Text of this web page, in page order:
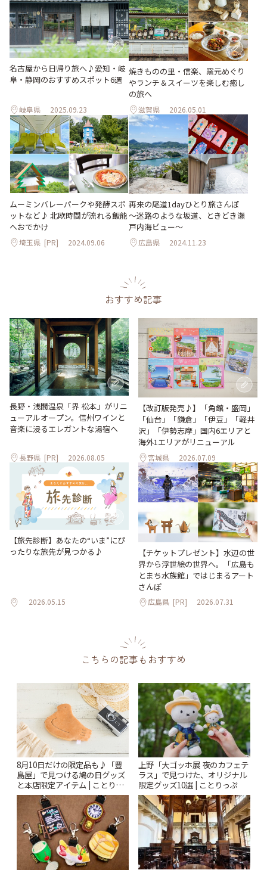
名古屋から日帰り旅へ♪愛知・岐
阜・静岡のおすすめスポット6選
岐阜県 2025.09.23
焼きものの里・信楽、窯元めぐり
やランチ＆スイーツを楽しむ癒し
の旅へ
滋賀県 2026.05.01
ムーミンバレーパークや発酵スポ
ットなど♪ 北欧時間が流れる飯能
へおでかけ
埼玉県 [PR] 2024.09.06
再来の尾道1dayひとり旅さんぽ
～迷路のような坂道、ときどき瀬
戸内海ビュー～
広島県 2024.11.23
おすすめ記事
長野・浅間温泉「界 松本」がリニ
ューアルオープン。信州ワインと
音楽に浸るエレガントな湯宿へ
長野県 [PR] 2026.08.05
【改訂版発売♪】「角館・盛岡」
「仙台」「鎌倉」「伊豆」「軽井
沢」「伊勢志摩」国内6エリアと
海外1エリアがリニューアル
宮城県 2026.07.09
【旅先診断】あなたの“いま”にぴ
ったりな旅先が見つかる♪
2026.05.15
【チケットプレゼント】水辺の世
界から浮世絵の世界へ。「広島も
とまち水族館」ではじまるアート
さんぽ
広島県 [PR] 2026.07.31
こちらの記事もおすすめ
8月10日だけの限定品も♪「豊
島屋」で見つける鳩の日グッズ
と本店限定アイテム | ことりっ
ぷ
上野「大ゴッホ展 夜のカフェテ
ラス」で見つけた、オリジナル
限定グッズ10選 | ことりっぷ